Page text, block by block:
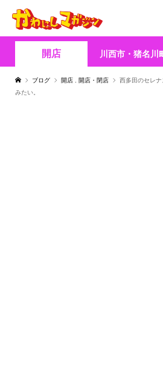
開店 川西市・猪名川
ブログ 開店 開店・閉店
西多田のセレ
みたい。